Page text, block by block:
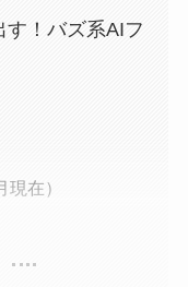
！バズ系AIフ
在）